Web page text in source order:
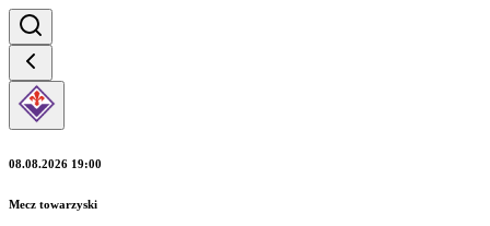
08.08.2026 19:00
Mecz towarzyski